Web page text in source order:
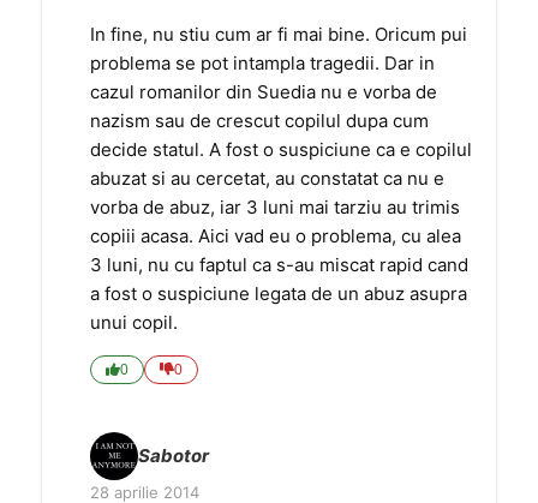
In fine, nu stiu cum ar fi mai bine. Oricum pui
problema se pot intampla tragedii. Dar in
cazul romanilor din Suedia nu e vorba de
nazism sau de crescut copilul dupa cum
decide statul. A fost o suspiciune ca e copilul
abuzat si au cercetat, au constatat ca nu e
vorba de abuz, iar 3 luni mai tarziu au trimis
copiii acasa. Aici vad eu o problema, cu alea
3 luni, nu cu faptul ca s-au miscat rapid cand
a fost o suspiciune legata de un abuz asupra
unui copil.
0 0
Sabotor
28 aprilie 2014